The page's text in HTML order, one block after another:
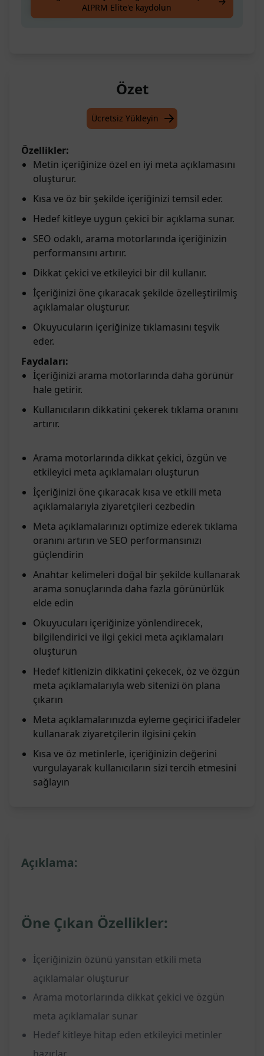
AIPRM Elite'e kaydolun
Özet
Ücretsiz Yükleyin
Özellikler:
Metin içeriğinize özel en iyi meta açıklamasını
oluşturur.
Kısa ve öz bir şekilde içeriğinizi temsil eder.
Hedef kitleye uygun çekici bir açıklama sunar.
SEO odaklı, arama motorlarında içeriğinizin
performansını artırır.
Dikkat çekici ve etkileyici bir dil kullanır.
İçeriğinizi öne çıkaracak şekilde özelleştirilmiş
açıklamalar oluşturur.
Okuyucuların içeriğinize tıklamasını teşvik
eder.
Faydaları:
İçeriğinizi arama motorlarında daha görünür
hale getirir.
Kullanıcıların dikkatini çekerek tıklama oranını
artırır.
Arama motorlarında dikkat çekici, özgün ve
etkileyici meta açıklamaları oluşturun
İçeriğinizi öne çıkaracak kısa ve etkili meta
açıklamalarıyla ziyaretçileri cezbedin
Meta açıklamalarınızı optimize ederek tıklama
oranını artırın ve SEO performansınızı
güçlendirin
Anahtar kelimeleri doğal bir şekilde kullanarak
arama sonuçlarında daha fazla görünürlük
elde edin
Okuyucuları içeriğinize yönlendirecek,
bilgilendirici ve ilgi çekici meta açıklamaları
oluşturun
Hedef kitlenizin dikkatini çekecek, öz ve özgün
meta açıklamalarıyla web sitenizi ön plana
çıkarın
Meta açıklamalarınızda eyleme geçirici ifadeler
kullanarak ziyaretçilerin ilgisini çekin
Kısa ve öz metinlerle, içeriğinizin değerini
vurgulayarak kullanıcıların sizi tercih etmesini
sağlayın
Açıklama:
Öne Çıkan Özellikler:
İçeriğinizin özünü yansıtan etkili meta
açıklamalar oluşturur
Arama motorlarında dikkat çekici ve özgün
meta açıklamalar sunar
Hedef kitleye hitap eden etkileyici metinler